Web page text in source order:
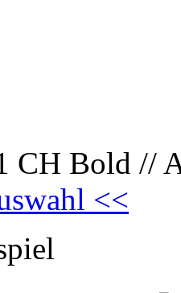
CH Bold //
<<